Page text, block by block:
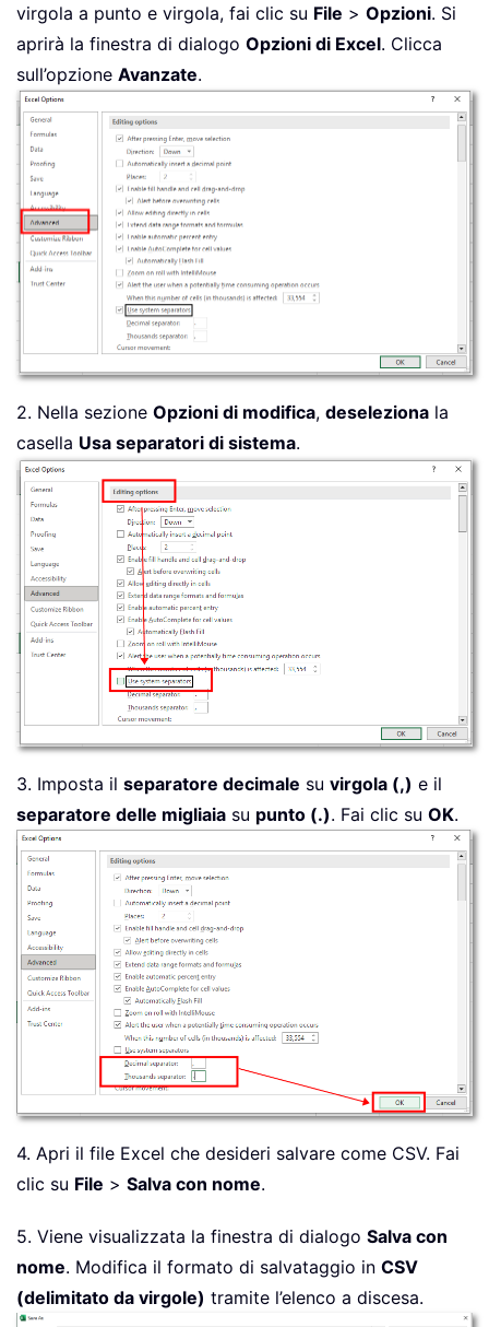
virgola a punto e virgola, fai clic su File > Opzioni. Si
aprirà la finestra di dialogo Opzioni di Excel. Clicca
sull’opzione Avanzate.
2. Nella sezione Opzioni di modifica, deseleziona la
casella Usa separatori di sistema.
3. Imposta il separatore decimale su virgola (,) e il
separatore delle migliaia su punto (.). Fai clic su OK.
4. Apri il file Excel che desideri salvare come CSV. Fai
clic su File > Salva con nome.
5. Viene visualizzata la finestra di dialogo Salva con
nome. Modifica il formato di salvataggio in CSV
(delimitato da virgole) tramite l’elenco a discesa.